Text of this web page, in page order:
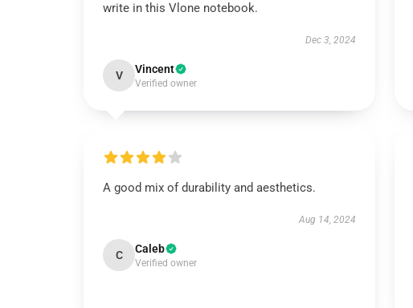
write in this Vlone notebook.
Dec 3, 2024
V Vincent
Verified owner
A good mix of durability and aesthetics.
Aug 14, 2024
C Caleb
Verified owner